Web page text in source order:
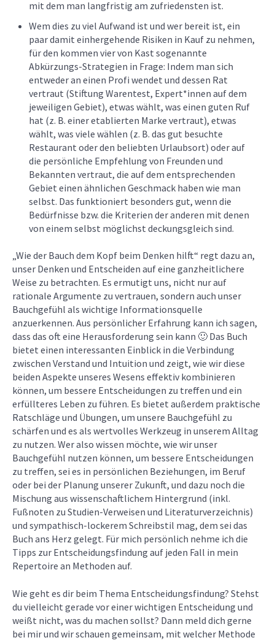
mit dem man langfristig am zufriedensten ist.
Wem dies zu viel Aufwand ist und wer bereit ist, ein
paar damit einhergehende Risiken in Kauf zu nehmen,
für den kommen vier von Kast sogenannte
Abkürzungs-Strategien in Frage: Indem man sich
entweder an einen Profi wendet und dessen Rat
vertraut (Stiftung Warentest, Expert*innen auf dem
jeweiligen Gebiet), etwas wählt, was einen guten Ruf
hat (z. B. einer etablierten Marke vertraut), etwas
wählt, was viele wählen (z. B. das gut besuchte
Restaurant oder den beliebten Urlaubsort) oder auf
die persönliche Empfehlung von Freunden und
Bekannten vertraut, die auf dem entsprechenden
Gebiet einen ähnlichen Geschmack haben wie man
selbst. Das funktioniert besonders gut, wenn die
Bedürfnisse bzw. die Kriterien der anderen mit denen
von einem selbst möglichst deckungsgleich sind.
„Wie der Bauch dem Kopf beim Denken hilft“ regt dazu an,
unser Denken und Entscheiden auf eine ganzheitlichere
Weise zu betrachten. Es ermutigt uns, nicht nur auf
rationale Argumente zu vertrauen, sondern auch unser
Bauchgefühl als wichtige Informationsquelle
anzuerkennen. Aus persönlicher Erfahrung kann ich sagen,
dass das oft eine Herausforderung sein kann 🙂 Das Buch
bietet einen interessanten Einblick in die Verbindung
zwischen Verstand und Intuition und zeigt, wie wir diese
beiden Aspekte unseres Wesens effektiv kombinieren
können, um bessere Entscheidungen zu treffen und ein
erfüllteres Leben zu führen. Es bietet außerdem praktische
Ratschläge und Übungen, um unsere Bauchgefühl zu
schärfen und es als wertvolles Werkzeug in unserem Alltag
zu nutzen. Wer also wissen möchte, wie wir unser
Bauchgefühl nutzen können, um bessere Entscheidungen
zu treffen, sei es in persönlichen Beziehungen, im Beruf
oder bei der Planung unserer Zukunft, und dazu noch die
Mischung aus wissenschaftlichem Hintergrund (inkl.
Fußnoten zu Studien-Verweisen und Literaturverzeichnis)
und sympathisch-lockerem Schreibstil mag, dem sei das
Buch ans Herz gelegt. Für mich persönlich nehme ich die
Tipps zur Entscheidungsfindung auf jeden Fall in mein
Repertoire an Methoden auf.
Wie geht es dir beim Thema Entscheidungsfindung? Stehst
du vielleicht gerade vor einer wichtigen Entscheidung und
weißt nicht, was du machen sollst? Dann meld dich gerne
bei mir und wir schauen gemeinsam, mit welcher Methode